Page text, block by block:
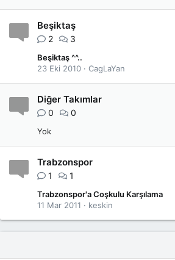
Beşiktaş
2 3
Beşiktaş ^^..
23 Eki 2010
CagLaYan
Diğer Takımlar
0 0
Yok
Trabzonspor
1 1
Trabzonspor'a Coşkulu Karşılama
11 Mar 2011
keskin